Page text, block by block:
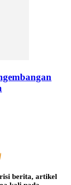
berita, artikel